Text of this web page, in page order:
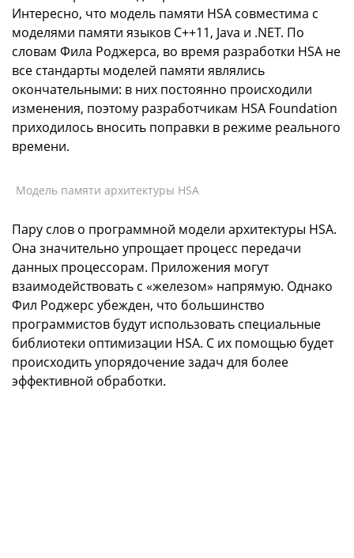
Интересно, что модель памяти HSA совместима с
моделями памяти языков C++11, Java и .NET. По
словам Фила Роджерса, во время разработки HSA не
все стандарты моделей памяти являлись
окончательными: в них постоянно происходили
изменения, поэтому разработчикам HSA Foundation
приходилось вносить поправки в режиме реального
времени.
Модель памяти архитектуры HSA
Пару слов о программной модели архитектуры HSA.
Она значительно упрощает процесс передачи
данных процессорам. Приложения могут
взаимодействовать с «железом» напрямую. Однако
Фил Роджерс убежден, что большинство
программистов будут использовать специальные
библиотеки оптимизации HSA. С их помощью будет
происходить упорядочение задач для более
эффективной обработки.